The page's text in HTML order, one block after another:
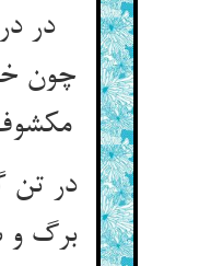
در
چون
در تن
برگ و